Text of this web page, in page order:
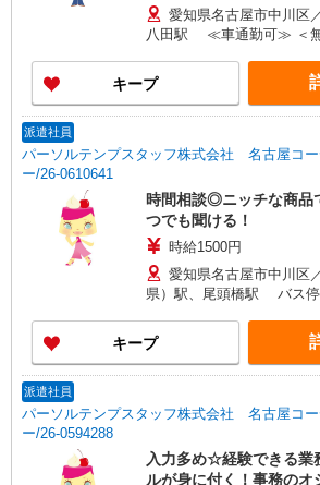
愛知県名古屋市中川区
八田駅 ≪車通勤可≫ ＜無
キープ
派遣社員
パーソルテンプスタッフ株式会社 名古屋コー
ー/26-0610641
時間相談◎ニッチな商品
つでも聞ける！
時給1500円
愛知県名古屋市中川区
県）駅、尾頭橋駅 バス停
キープ
派遣社員
パーソルテンプスタッフ株式会社 名古屋コー
ー/26-0594288
入力多め☆経験できる業
ルが身に付く！事務のオ